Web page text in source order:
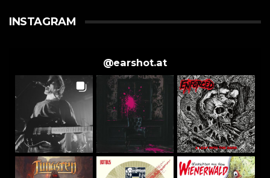
INSTAGRAM
@earshot.at